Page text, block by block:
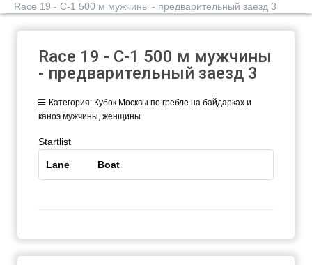
Race 19 - С-1 500 м мужчины - предварительный заезд 3
Race 19 - С-1 500 м мужчины
- предварительный заезд 3
Категория: Кубок Москвы по гребле на байдарках и
каноэ мужчины, женщины
Startlist
Lane Boat